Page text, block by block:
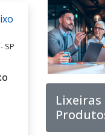
SP
Lixeiras